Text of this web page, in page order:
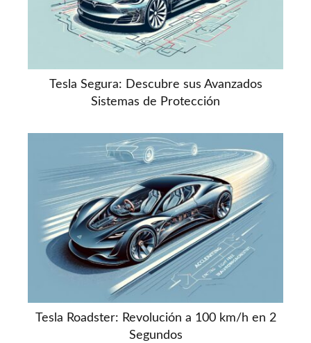
Tesla Segura: Descubre sus Avanzados
Sistemas de Protección
Tesla Roadster: Revolución a 100 km/h en 2
Segundos